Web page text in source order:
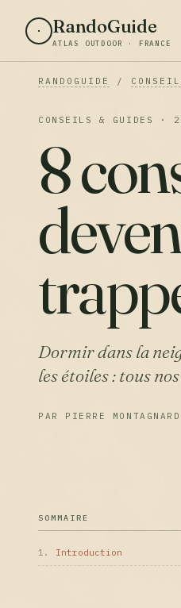
RandoGuide
ATLAS OUTDOOR · FRANCE
RANDOGUIDE /
CONSEILS & GUIDES ·
8
Dormir dans la
les étoiles : tous
PAR PIERRE MONTAGNARD
SOMMAIRE
1. Introduction